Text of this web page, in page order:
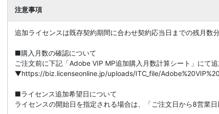
注意事項
追加ライセンスは既存契約期間に合わせ契約応当日までの残月数
■購入月数の確認について
ご注文前に下記「Adobe VIP MP追加購入月数計算シート」にて
▼https://biz.licenseonline.jp/uploads/ITC_file/
■ライセンス追加希望日について
ライセンスの開始日を指定される場合は、「ご注文日から8営業